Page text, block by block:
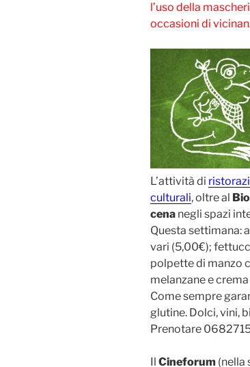
l’uso della
occasioni di
L’attività di
culturali, oltre al
cena negli spazi
Questa settimana:
vari (5,00€);
polpette di manzo
melanzane e
Come sempre
glutine. Dolci, vini,
Prenotare
Il Cineforum (nella